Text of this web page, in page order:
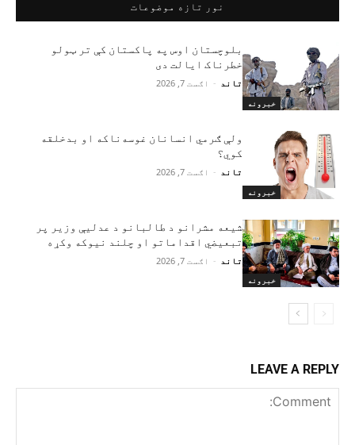
نور تازه موضوعات
خبرونه
بلوچستان اوس په پاکستان کې تر ټولو
خطرناک ایالت دی
تاند - اګست 7, 2026
خبرونه
ولې ګرمي انسانان غوسه‌ناکه او بدخلقه
کوي؟
تاند - اګست 7, 2026
خبرونه
شیعه مشرانو د طالبانو د عدلیې وزیر پر
تبعیضي اقداماتو او چلند نیوکه وکړه
تاند - اګست 7, 2026
LEAVE A REPLY